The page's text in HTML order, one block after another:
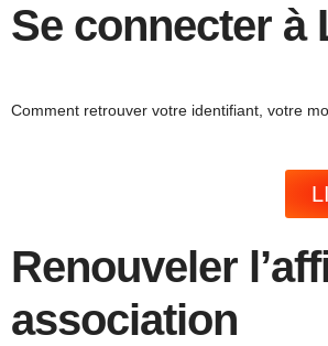
Se connecter à
Comment retrouver votre identifiant, votre
Renouveler
association